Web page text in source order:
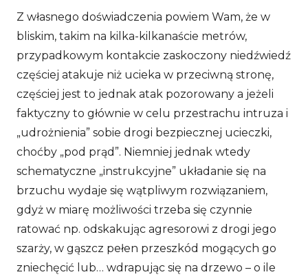
Z własnego doświadczenia powiem Wam, że w
bliskim, takim na kilka-kilkanaście metrów,
przypadkowym kontakcie zaskoczony niedźwiedź
częściej atakuje niż ucieka w przeciwną stronę,
częściej jest to jednak atak pozorowany a jeżeli
faktyczny to głównie w celu przestrachu intruza i
„udrożnienia” sobie drogi bezpiecznej ucieczki,
choćby „pod prąd”. Niemniej jednak wtedy
schematyczne „instrukcyjne” układanie się na
brzuchu wydaje się wątpliwym rozwiązaniem,
gdyż w miarę możliwości trzeba się czynnie
ratować np. odskakując agresorowi z drogi jego
szarży, w gąszcz pełen przeszkód mogących go
zniechęcić lub… wdrapując się na drzewo – o ile